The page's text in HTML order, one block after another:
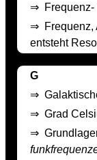
⇒
⇒
entsteht
G
⇒
⇒ Grad
⇒